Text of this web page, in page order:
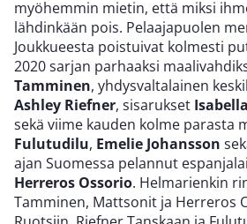
myöhemmin mietin, että miksi
lähdinkään pois. Pelaajapuolen
Joukkueesta poistuivat kolmesti
2020 sarjan parhaaksi
Tamminen, yhdysvaltalainen
Ashley Riefner, sisarukset Isabella
sekä viime kauden kolme parasta
Fulutudilu, Emelie Johansson
ajan Suomessa pelannut
Herreros Ossorio. Helmarienkin
Tamminen, Mattsonit ja Herreros